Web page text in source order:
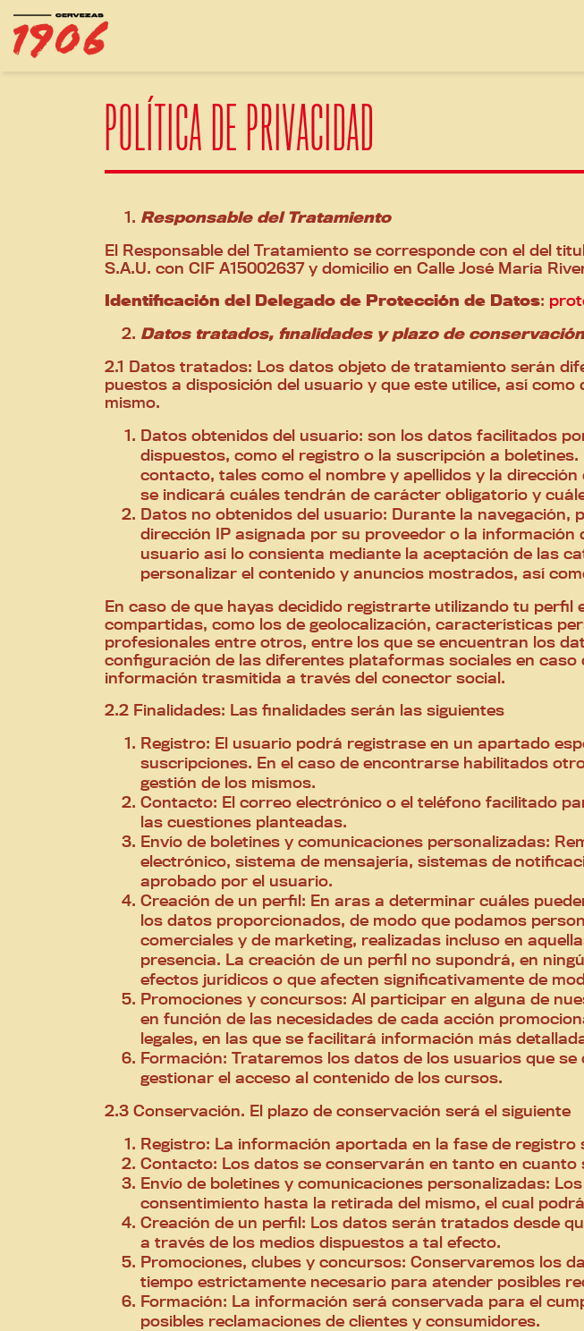
Ir al contenido
POLÍTICA DE PRIVACIDAD
Responsable del Tratamiento
El Responsable del Tratamiento se corresponde con el del
S.A.U. con CIF A15002637 y domicilio en Calle José María
Identificación del Delegado de Protección de Datos:
Datos tratados, finalidades y plazo de conservación
2.1 Datos tratados: Los datos objeto de tratamiento serán
puestos a disposición del usuario y que este utilice, así
mismo.
Datos obtenidos del usuario: son los datos facilitados
dispuestos, como el registro o la suscripción a
contacto, tales como el nombre y apellidos y la
se indicará cuáles tendrán de carácter obligatorio y
Datos no obtenidos del usuario: Durante la
dirección IP asignada por su proveedor o la
usuario así lo consienta mediante la aceptación de las
personalizar el contenido y anuncios mostrados, así
En caso de que hayas decidido registrarte utilizando tu
compartidas, como los de geolocalización, características
profesionales entre otros, entre los que se encuentran los
configuración de las diferentes plataformas sociales en
información trasmitida a través del conector social.
2.2 Finalidades: Las finalidades serán las siguientes
Registro: El usuario podrá registrase en un apartado
suscripciones. En el caso de encontrarse habilitados
gestión de los mismos.
Contacto: El correo electrónico o el teléfono facilitado
las cuestiones planteadas.
Envío de boletines y comunicaciones personalizadas:
electrónico, sistema de mensajería, sistemas de
aprobado por el usuario.
Creación de un perfil: En aras a determinar cuáles
los datos proporcionados, de modo que podamos
comerciales y de marketing, realizadas incluso en
presencia. La creación de un perfil no supondrá, en
efectos jurídicos o que afecten significativamente de
Promociones y concursos: Al participar en alguna de
en función de las necesidades de cada acción
legales, en las que se facilitará información más
Formación: Trataremos los datos de los usuarios que
gestionar el acceso al contenido de los cursos.
2.3 Conservación. El plazo de conservación será el siguiente
Registro: La información aportada en la fase de
Contacto: Los datos se conservarán en tanto en
Envío de boletines y comunicaciones personalizadas:
consentimiento hasta la retirada del mismo, el cual
Creación de un perfil: Los datos serán tratados desde
a través de los medios dispuestos a tal efecto.
Promociones, clubes y concursos: Conservaremos los
tiempo estrictamente necesario para atender posibles
Formación: La información será conservada para el
posibles reclamaciones de clientes y consumidores.